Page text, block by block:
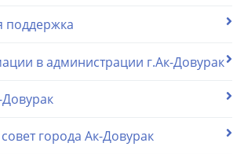
поддержка
в администрации г.Ак-Довурак
города Ак-Довурак